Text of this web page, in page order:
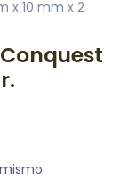
x 10 mm x 2